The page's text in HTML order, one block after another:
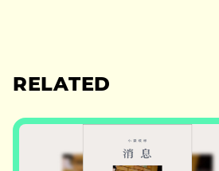
RELATED